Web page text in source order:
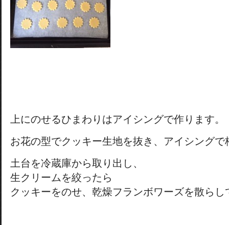
上にのせるひまわりはアイシングで作ります。
お花の型でクッキー生地を抜き、アイシングで
土台を冷蔵庫から取り出し、
生クリームを絞ったら
クッキーをのせ、乾燥フランボワーズを散らし